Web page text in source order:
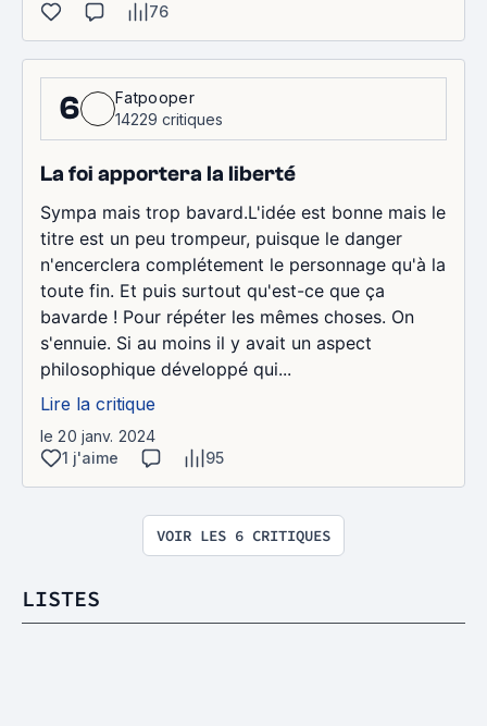
76
6
Fatpooper
14229 critiques
La foi apportera la liberté
Sympa mais trop bavard.L'idée est bonne mais le
titre est un peu trompeur, puisque le danger
n'encerclera complétement le personnage qu'à la
toute fin. Et puis surtout qu'est-ce que ça
bavarde ! Pour répéter les mêmes choses. On
s'ennuie. Si au moins il y avait un aspect
philosophique développé qui...
Lire la critique
le 20 janv. 2024
1 j'aime
95
VOIR LES 6 CRITIQUES
LISTES